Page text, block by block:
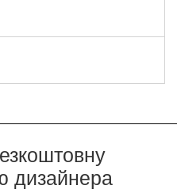
дизайнера